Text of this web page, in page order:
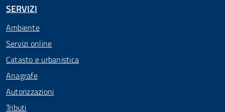
SERVIZI
Ambiente
Servizi online
Catasto e urbanistica
Anagrafe
Autorizzazioni
Tributi